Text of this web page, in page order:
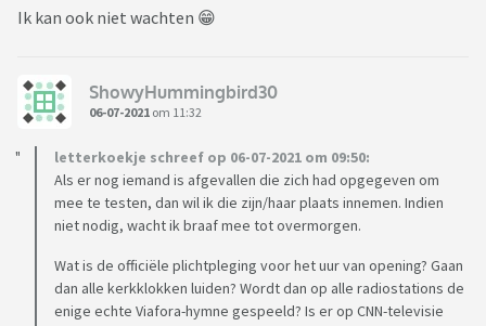
Ik kan ook niet wachten 😁
ShowyHummingbird30
06-07-2021 om 11:32
letterkoekje schreef op 06-07-2021 om 09:50:
Als er nog iemand is afgevallen die zich had opgegeven om
mee te testen, dan wil ik die zijn/haar plaats innemen. Indien
niet nodig, wacht ik braaf mee tot overmorgen.
Wat is de officiële plichtpleging voor het uur van opening? Gaan
dan alle kerkklokken luiden? Wordt dan op alle radiostations de
enige echte Viafora-hymne gespeeld? Is er op CNN-televisie